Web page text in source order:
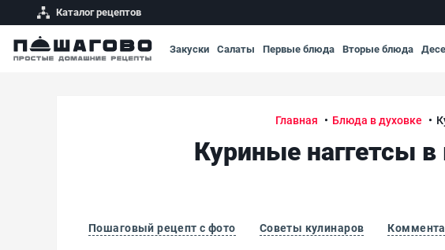
Каталог рецептов
Закуски Салаты Первые блюда Вторые блюда
Главная Блюда в духовке
Куриные наггетсы
Пошаговый рецепт с фото Советы кулинаров